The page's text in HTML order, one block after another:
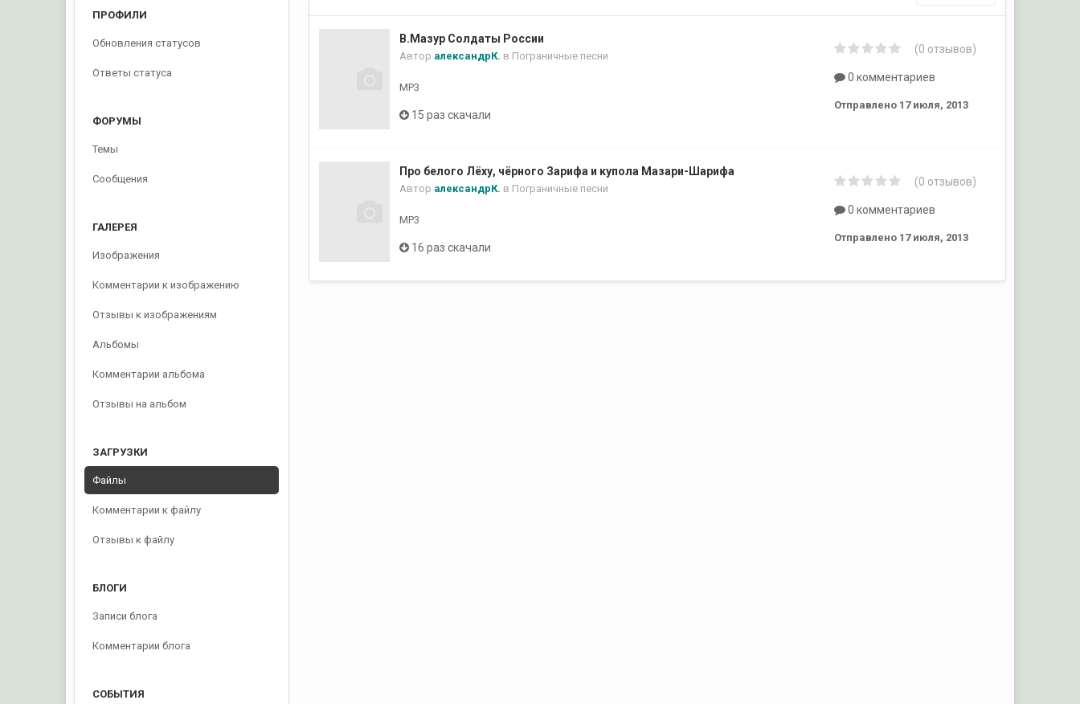
ПРОФИЛИ
Обновления статусов
Ответы статуса
ФОРУМЫ
Темы
Сообщения
ГАЛЕРЕЯ
Изображения
Комментарии к изображению
Отзывы к изображениям
Альбомы
Комментарии альбома
Отзывы на альбом
ЗАГРУЗКИ
Файлы
Комментарии к файлу
Отзывы к файлу
БЛОГИ
Записи блога
Комментарии блога
СОБЫТИЯ
В.Мазур Солдаты России
Автор александрК. в Пограничные песни
MP3
15 раз скачали
(0 отзывов)
0 комментариев
Отправлено 17 июля, 2013
Про белого Лёху, чёрного Зарифа и купола Мазари-Шарифа
Автор александрК. в Пограничные песни
MP3
16 раз скачали
(0 отзывов)
0 комментариев
Отправлено 17 июля, 2013